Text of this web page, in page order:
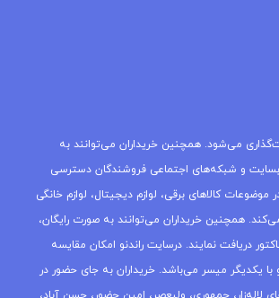
می‌شود. همچنین خریداران می‌توانند به
و شبکه‌های اجتماعی فروشندگان دسترسی
کالاهای برقی، لوازم دیجیتال، لوازم خانگی
همچنین خریداران می‌توانند به صورت رایگان،
دریافت نمایند. درسایت راندنو امکان مقایسه
با یکدیگر میسر می‌باشد. خریداران به جای حضور در